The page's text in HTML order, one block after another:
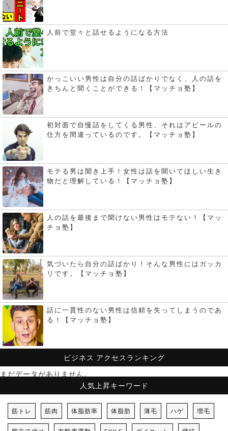
人前で堂々と話せるようになる方法
かっこいい男性は自分の話ばかりでなく、人の話を
きちんと聞くことができる！【マッチョ塾】
初対面で自慢話をしてくる男性、それはアピールの
仕方を間違っているのです。【マッチョ塾】
モテる男は聞き上手！女性は話を聞いてほしい生き
物だと理解している！【マッチョ塾】
人の話を最後まで聞けない男性はモテない！【マッ
チョ塾】
気づいたら自分の話ばかり！そんな男性にはガッカ
リです。【マッチョ塾】
話に一貫性のない男性は信頼を失ってしまうのであ
る！【マッチョ塾】
ビジネス アクセスランキング
まだデータがありません。
人気上昇キーワード
筋トレ 筋肉 体脂肪率 体脂肪 薄毛 ハゲ 増毛